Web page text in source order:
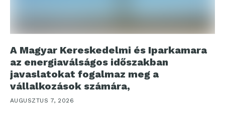
A Magyar Kereskedelmi és Iparkamara
az energiaválságos időszakban
javaslatokat fogalmaz meg a
vállalkozások számára,
AUGUSZTUS 7, 2026